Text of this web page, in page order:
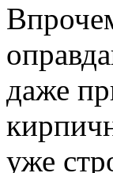
даже
уже